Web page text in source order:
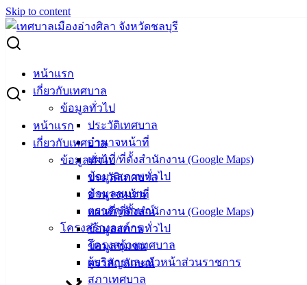
Skip to content
หน้าแรก
เกี่ยวกับเทศบาล
ข้อมูลทั่วไป
ประวัติเทศบาล
อำนาจหน้าที่
แผนที่/ที่ตั้งสำนักงาน (Google Maps)
ข้อมูลสภาพทั่วไป
ข้อมูลชุมชน
ตราสัญลักษณ์
โครงสร้างองค์กร
โครงสร้างเทศบาล
ผู้บริหารและหัวหน้าส่วนราชการ
สภาเทศบาล
หน้าแรก
เกี่ยวกับเทศบาล
ข้อมูลทั่วไป
ประวัติเทศบาล
อำนาจหน้าที่
แผนที่/ที่ตั้งสำนักงาน (Google Maps)
ข้อมูลสภาพทั่วไป
ข้อมูลชุมชน
ตราสัญลักษณ์
Search for:
สรุปผลการดำเนินการจัดซื้อจัดจ้าง ประจำเดือนพฤศจิกายน
สรุปผลการดำเนินการจัดซื้อจัดจ้าง ประจำ
เดือนพฤศจิกายน 2566
ธันวาคม 7, 2023ธันวาคม 7, 2023
สรุปผลจัดซื้อจัดจ้าง (รายเดือน)
ประกาศ สขร เดือนพฤศดาวน์โหลด
เมืองอ่าง